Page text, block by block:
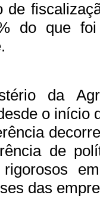
de
do que foi
da
o início
de
das